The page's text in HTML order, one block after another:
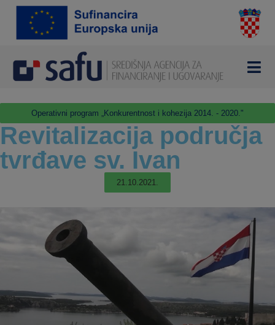
Operativni program „Konkurentnost i kohezija 2014. - 2020."
Revitalizacija područja
tvrđave sv. Ivan
21.10.2021.